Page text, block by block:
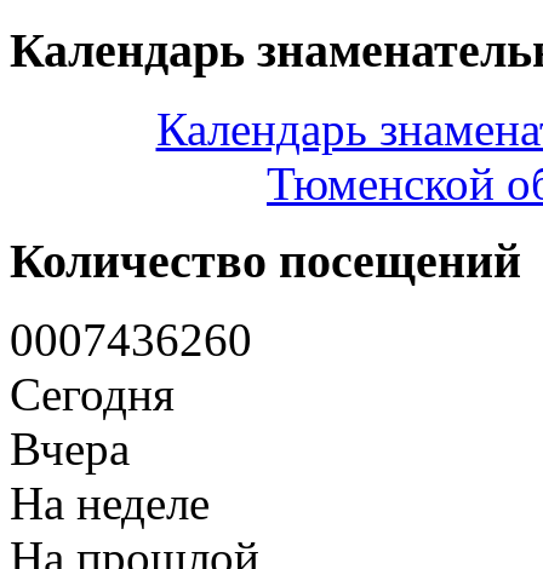
Календарь
Календарь
Тюменской
Количество посещений
0007436260
Сегодня
Вчера
На неделе
На прошлой